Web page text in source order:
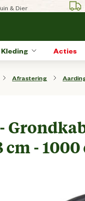
& Dier
Kleding Acties
Afrastering
cm - 1000